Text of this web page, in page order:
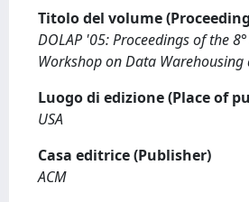
Titolo del volume
DOLAP '05: Proceedings of the
Workshop on Data Warehousing
Luogo di edizione (Place of
USA
Casa editrice (Publisher)
ACM